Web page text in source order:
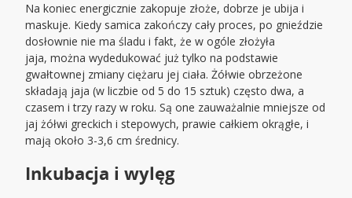
Na koniec energicznie zakopuje złoże, dobrze je ubija i
maskuje. Kiedy samica zakończy cały proces, po gnieździe
dosłownie nie ma śladu i fakt, że w ogóle złożyła
jaja, można wydedukować już tylko na podstawie
gwałtownej zmiany ciężaru jej ciała. Żółwie obrzeżone
składają jaja (w liczbie od 5 do 15 sztuk) często dwa, a
czasem i trzy razy w roku. Są one zauważalnie mniejsze od
jaj żółwi greckich i stepowych, prawie całkiem okrągłe, i
mają około 3-3,6 cm średnicy.
Inkubacja i wylęg